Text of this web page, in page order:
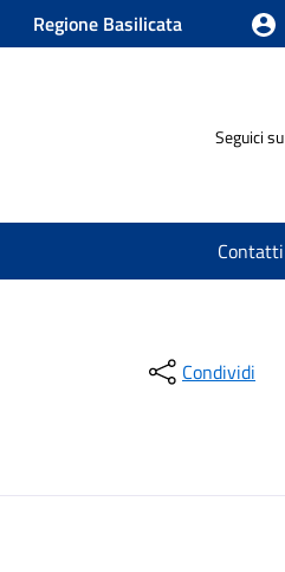
Regione Basilicata
Seguici su
Contatti
Condividi